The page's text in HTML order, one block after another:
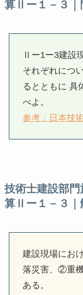
算Ⅱー１－３｜
Ⅱー1ー3建設
それぞれにつ
るとともに 具
べよ。
参考：日本技
技術士建設部
算Ⅱー１－３｜
建設現場にお
落災害、②重
ある。